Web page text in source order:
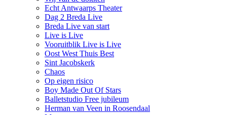
Echt Antwaarps Theater
Dag 2 Breda Live
Breda Live van start
Live is Live
Vooruitblik Live is Live
Oost West Thuis Best
Sint Jacobskerk
Chaos
Op eigen risico
Boy Made Out Of Stars
Balletstudio Free jubileum
Herman van Veen in Roosendaal